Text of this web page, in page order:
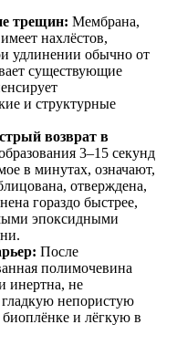
трещин: Мембрана,
нахлёстов,
удлинении обычно от
существующие
и структурные
возврат в
3–15 секунд
в минутах, означают,
отверждена,
гораздо быстрее,
эпоксидными
После
полимочевина
инертна, не
гладкую непористую
и лёгкую в